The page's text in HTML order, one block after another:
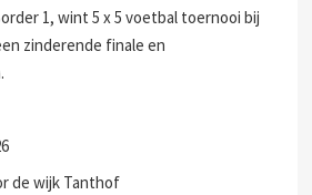
1, wint 5 x 5 voetbal toernooi bij
zinderende finale en
de wijk Tanthof